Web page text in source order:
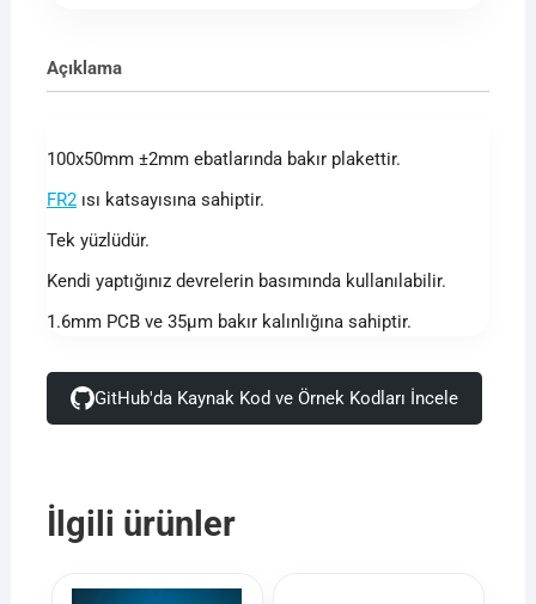
Açıklama
100x50mm ±2mm ebatlarında bakır plakettir.
FR2ısı katsayısına sahiptir.
Tek yüzlüdür.
Kendi yaptığınız devrelerin basımında kullanılabilir.
1.6mm PCB ve 35µm bakır kalınlığına sahiptir.
GitHub'da Kaynak Kod ve Örnek Kodları İncele
İlgili ürünler